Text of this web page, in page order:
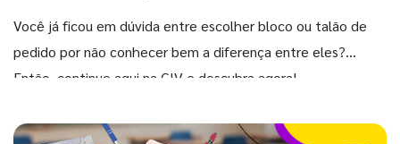
Você já ficou em dúvida entre escolher bloco ou talão de
pedido por não conhecer bem a diferença entre eles?
Então, continue aqui na GIV e descubra agora!